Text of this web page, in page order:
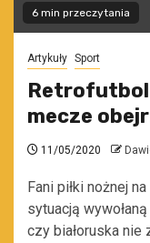
6 min przeczytania
Artykuły Sport
Retrofutbol
mecze
11/05/2020
Fani piłki nożnej
sytuacją
czy białoruska nie